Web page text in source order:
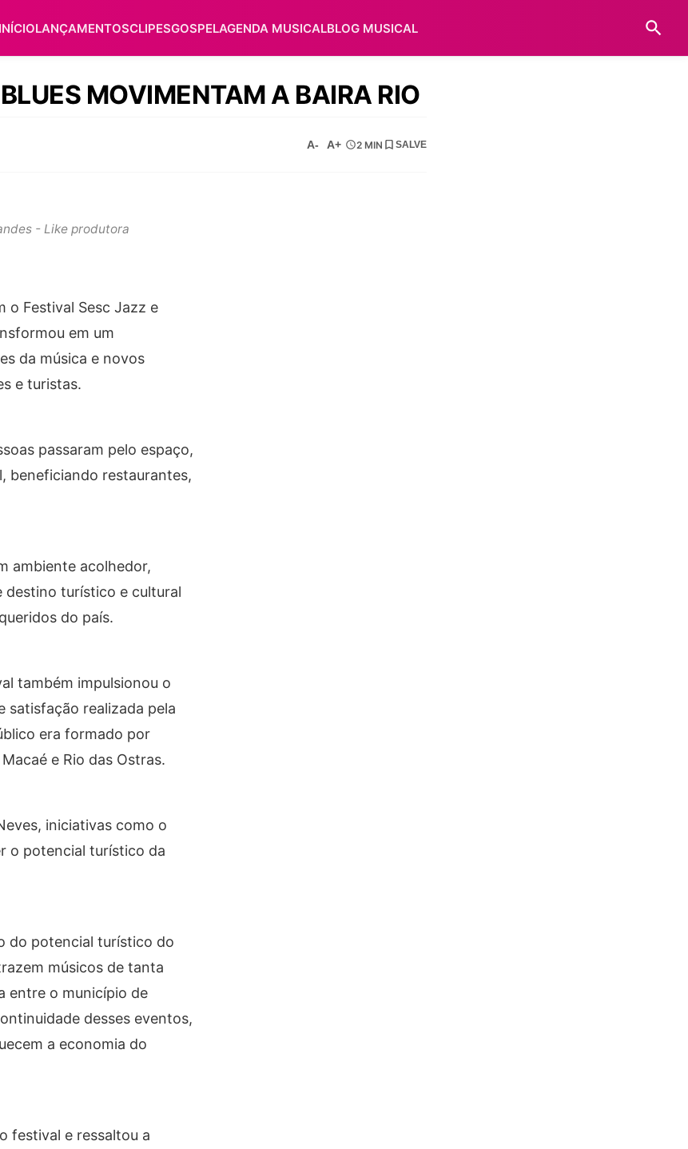
INÍCIOLANÇAMENTOSCLIPESGOSPELAGENDA MUSICALBLOG MUSICAL
MOVIMENTAM A BAIRA RIO
A- A+ 2 MIN SALVE
- Like produtora
o Festival Sesc Jazz e
em um
da música e novos
e turistas.
passaram pelo espaço,
beneficiando restaurantes,
ambiente acolhedor,
destino turístico e cultural
do país.
também impulsionou o
satisfação realizada pela
era formado por
e Rio das Ostras.
iniciativas como o
o potencial turístico da
do potencial turístico do
músicos de tanta
entre o município de
desses eventos,
a economia do
festival e ressaltou a